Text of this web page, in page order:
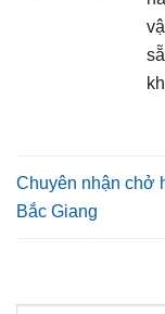
Chuyên nhận chở
Bắc Giang